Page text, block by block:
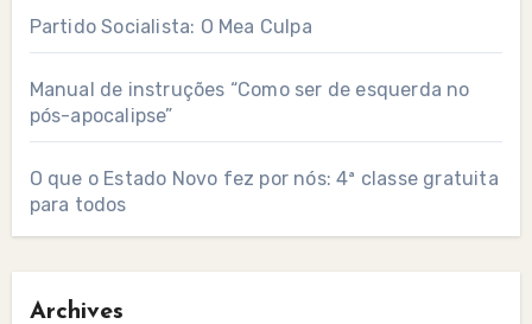
Partido Socialista: O Mea Culpa
Manual de instruções “Como ser de esquerda no
pós-apocalipse”
O que o Estado Novo fez por nós: 4ª classe gratuita
para todos
Archives